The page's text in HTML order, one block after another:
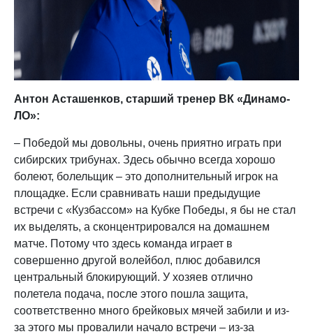
Антон Асташенков, старший тренер ВК «Динамо-
ЛО»:
– Победой мы довольны, очень приятно играть при
сибирских трибунах. Здесь обычно всегда хорошо
болеют, болельщик – это дополнительный игрок на
площадке. Если сравнивать наши предыдущие
встречи с «Кузбассом» на Кубке Победы, я бы не стал
их выделять, а сконцентрировался на домашнем
матче. Потому что здесь команда играет в
совершенно другой волейбол, плюс добавился
центральный блокирующий. У хозяев отлично
полетела подача, после этого пошла защита,
соответственно много брейковых мячей забили и из-
за этого мы провалили начало встречи – из-за